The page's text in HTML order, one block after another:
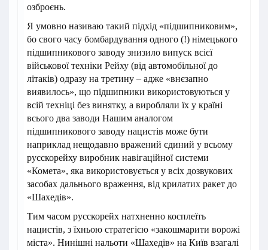
озброєнь.
Я умовно називаю такий підхід «підшипниковим»,
бо свого часу бомбардування одного (!) німецького
підшипникового заводу знизило випуск всієї
військової техніки Рейху (від автомобільної до
літаків) одразу на третину – адже «внєзапно
виявилось», що підшипники використовуються у
всій техніці без винятку, а виробляли їх у країні
всього два заводи Нашим аналогом
підшипникового заводу нацистів може бути
наприклад нещодавно вражений єдиний у всьому
русскорейху виробник навігаційної системи
«Комета», яка використовується у всіх дозвукових
засобах дальнього враження, від крилатих ракет до
«Шахедів».
Тим часом русскорейх натхненно косплеїть
нацистів, з їхньою стратегією «закошмарити ворожі
міста». Нинішні нальоти «Шахедів» на Київ взагалі